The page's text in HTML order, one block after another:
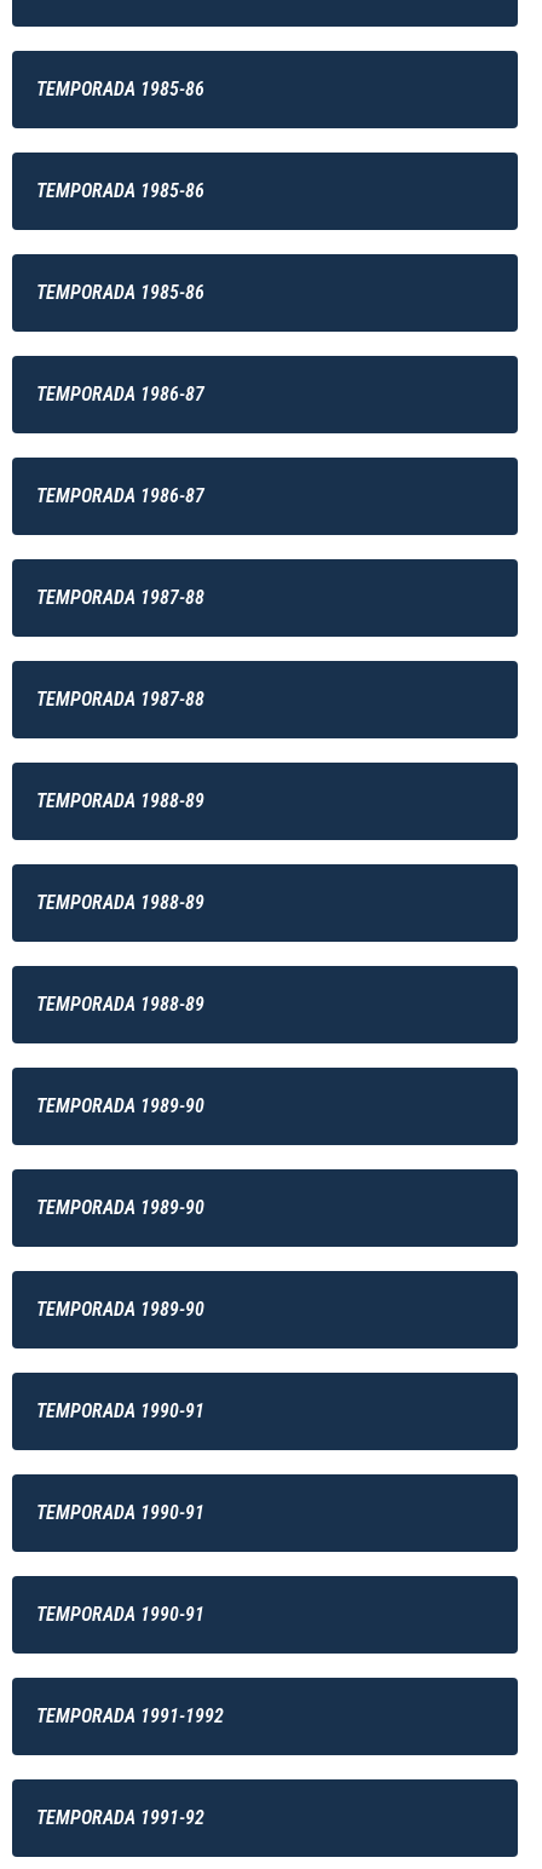
TEMPORADA 1985-86
TEMPORADA 1985-86
TEMPORADA 1985-86
TEMPORADA 1986-87
TEMPORADA 1986-87
TEMPORADA 1987-88
TEMPORADA 1987-88
TEMPORADA 1988-89
TEMPORADA 1988-89
TEMPORADA 1988-89
TEMPORADA 1989-90
TEMPORADA 1989-90
TEMPORADA 1989-90
TEMPORADA 1990-91
TEMPORADA 1990-91
TEMPORADA 1990-91
TEMPORADA 1991-1992
TEMPORADA 1991-92